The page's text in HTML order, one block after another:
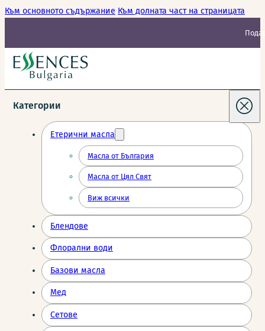
Към основното съдържание Към долната част на страницата
Категории
Етерични масла
Масла от България
Масла от Цял Свят
Виж всички
Блендове
Флорални води
Базови масла
Мед
Сетове